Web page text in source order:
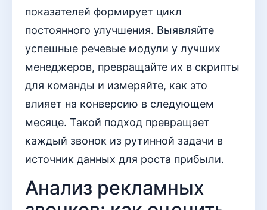
показателей формирует цикл
постоянного улучшения. Выявляйте
успешные речевые модули у лучших
менеджеров, превращайте их в скрипты
для команды и измеряйте, как это
влияет на конверсию в следующем
месяце. Такой подход превращает
каждый звонок из рутинной задачи в
источник данных для роста прибыли.
Анализ рекламных